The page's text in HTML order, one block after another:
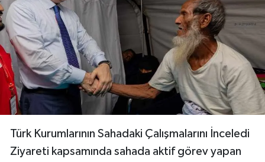
Türk Kurumlarının Sahadaki Çalışmalarını İnceledi
Ziyareti kapsamında sahada aktif görev yapan